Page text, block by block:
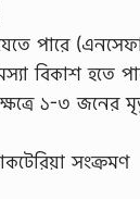
পারে
বিকাশ হতে
১-৩ জনের
সংক্রমণ